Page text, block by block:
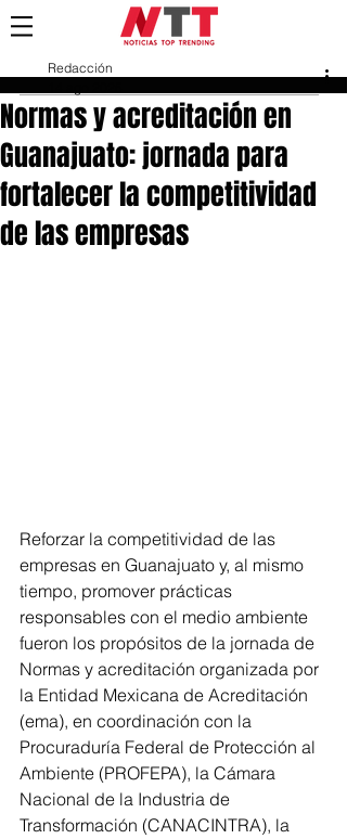
Normas y acreditación en
Guanajuato: jornada para
fortalecer la competitividad
de las empresas
Redacción
Reforzar la competitividad de las
empresas en Guanajuato y, al mismo
tiempo, promover prácticas
responsables con el medio ambiente
fueron los propósitos de la jornada de
Normas y acreditación organizada por
la Entidad Mexicana de Acreditación
(ema), en coordinación con la
Procuraduría Federal de Protección al
Ambiente (PROFEPA), la Cámara
Nacional de la Industria de
Transformación (CANACINTRA), la